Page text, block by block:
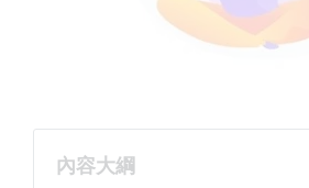
內容大綱